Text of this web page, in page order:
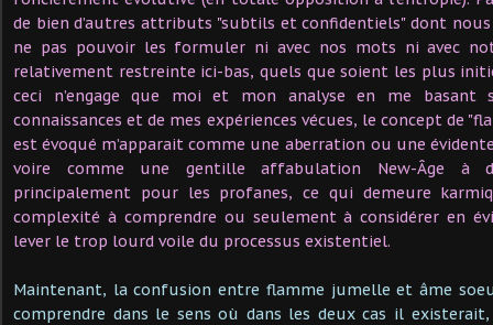
de bien d’autres attributs "subtils et confidentiels" dont
ne pas pouvoir les formuler ni avec nos mots ni avec
relativement restreinte ici-bas, quels que soient les plus
ceci n’engage que moi et mon analyse en me basant
connaissances et de mes expériences vécues, le concept de
est évoqué m’apparait comme une aberration ou une
voire comme une gentille affabulation New-Âge à
principalement pour les profanes, ce qui demeure
complexité à comprendre ou seulement à considérer en
lever le trop lourd voile du processus existentiel.
Maintenant, la confusion entre flamme jumelle et âme
comprendre dans le sens où dans les deux cas il